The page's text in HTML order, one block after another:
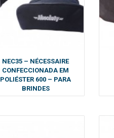
NEC35 – NÉCESSAIRE
CONFECCIONADA EM
POLIÉSTER 600 – PARA
BRINDES